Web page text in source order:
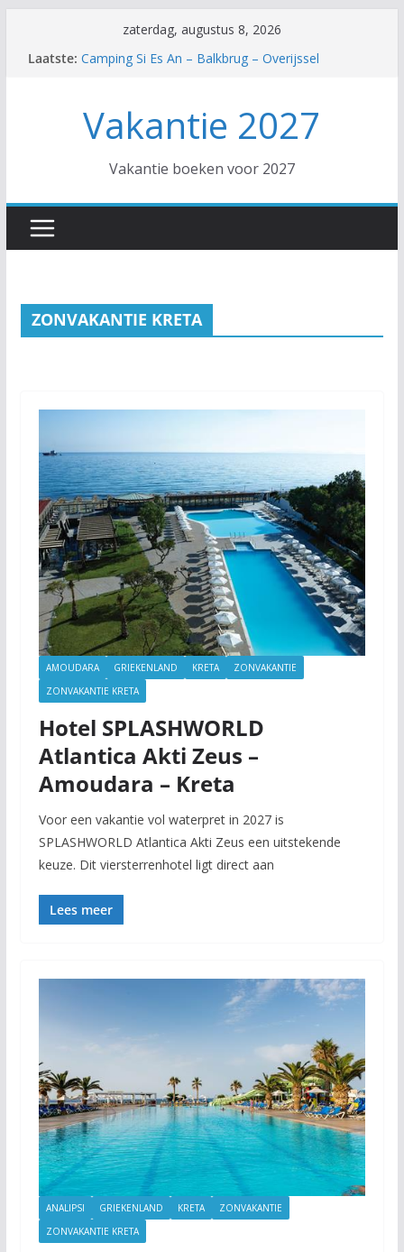
zaterdag, augustus 8, 2026
Laatste: Camping Si Es An – Balkbrug – Overijssel
Amoudara – Kreta
EuroParcs De Zanding – Otterlo – Gelderland
Vakantie 2027
Vakantie boeken voor 2027
ZONVAKANTIE KRETA
AMOUDARA GRIEKENLAND KRETA
ZONVAKANTIE
ZONVAKANTIE KRETA
Hotel SPLASHWORLD
Atlantica Akti Zeus –
Amoudara – Kreta
Voor een vakantie vol waterpret in 2027 is
SPLASHWORLD Atlantica Akti Zeus een uitstekende
keuze. Dit viersterrenhotel ligt direct aan
Lees meer
ANALIPSI GRIEKENLAND KRETA
ZONVAKANTIE
ZONVAKANTIE KRETA